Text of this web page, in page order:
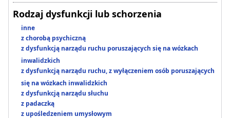
Rodzaj dysfunkcji lub schorzenia
inne
z chorobą psychiczną
z dysfunkcją narządu ruchu poruszających się na wózkach
inwalidzkich
z dysfunkcją narządu ruchu, z wyłączeniem osób poruszających
się na wózkach inwalidzkich
z dysfunkcją narządu słuchu
z padaczką
z upośledzeniem umysłowym